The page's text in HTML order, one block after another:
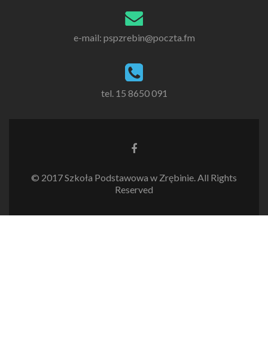
e-mail: pspzrebin@poczta.fm
tel. 15 8650 091
Link
© 2017 Szkoła Podstawowa w Zrębinie. All Rights
Reserved